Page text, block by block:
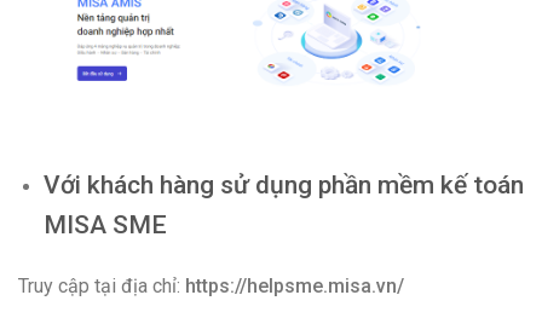
Với khách hàng sử dụng phần mềm kế toán
MISA SME
Truy cập tại địa chỉ: https://helpsme.misa.vn/